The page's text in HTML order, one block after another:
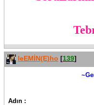
leEMİN(E)ho [139]
Adın :